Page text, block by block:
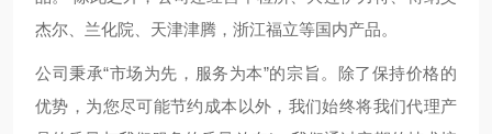
杰尔、兰化院、天津津腾，浙江福立等国内产品。
公司秉承“市场为先，服务为本”的宗旨。除了保持价格的
优势，为您尽可能节约成本以外，我们始终将我们代理产